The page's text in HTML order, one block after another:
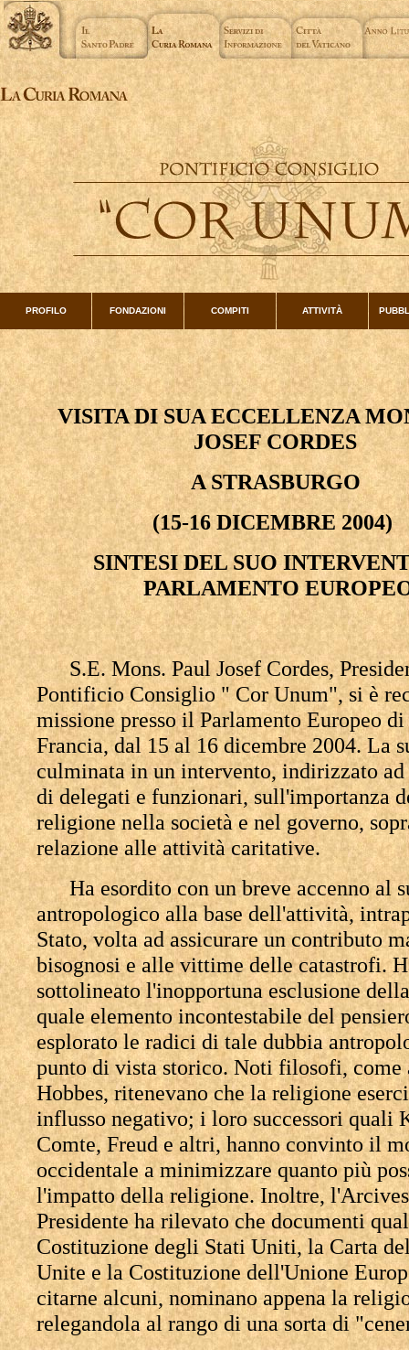
PROFILO FONDAZIONI COMPITI ATTIVITÀ
VISITA DI SUA ECCELLENZA
JOSEF CORDES
A STRASBURGO
(15-16 DICEMBRE 2004)
SINTESI DEL SUO
PARLAMENTO
S.E. Mons. Paul Josef Cordes,
Pontificio Consiglio " Cor Unum", si è
missione presso il Parlamento Europeo
Francia, dal 15 al 16 dicembre 2004. La
culminata in un intervento, indirizzato
di delegati e funzionari, sull'importanza
religione nella società e nel governo,
relazione alle attività caritative.
Ha esordito con un breve accenno al
antropologico alla base dell'attività,
Stato, volta ad assicurare un contributo
bisognosi e alle vittime delle catastrofi.
sottolineato l'inopportuna esclusione
quale elemento incontestabile del
esplorato le radici di tale dubbia
punto di vista storico. Noti filosofi, come
Hobbes, ritenevano che la religione
influsso negativo; i loro successori quali
Comte, Freud e altri, hanno convinto il
occidentale a minimizzare quanto più
l'impatto della religione. Inoltre,
Presidente ha rilevato che documenti
Costituzione degli Stati Uniti, la Carta
Unite e la Costituzione dell'Unione
citarne alcuni, nominano appena la
relegandola al rango di una sorta di